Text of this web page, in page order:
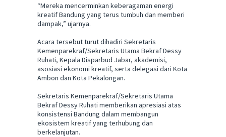
“Mereka mencerminkan keberagaman energi
kreatif Bandung yang terus tumbuh dan memberi
dampak,” ujarnya.
Acara tersebut turut dihadiri Sekretaris
Kemenparekraf/Sekretaris Utama Bekraf Dessy
Ruhati, Kepala Disparbud Jabar, akademisi,
asosiasi ekonomi kreatif, serta delegasi dari Kota
Ambon dan Kota Pekalongan.
Sekretaris Kemenparekraf/Sekretaris Utama
Bekraf Dessy Ruhati memberikan apresiasi atas
konsistensi Bandung dalam membangun
ekosistem kreatif yang terhubung dan
berkelanjutan.